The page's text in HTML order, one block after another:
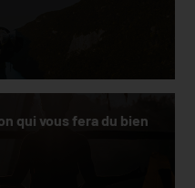
qui vous fera du bien